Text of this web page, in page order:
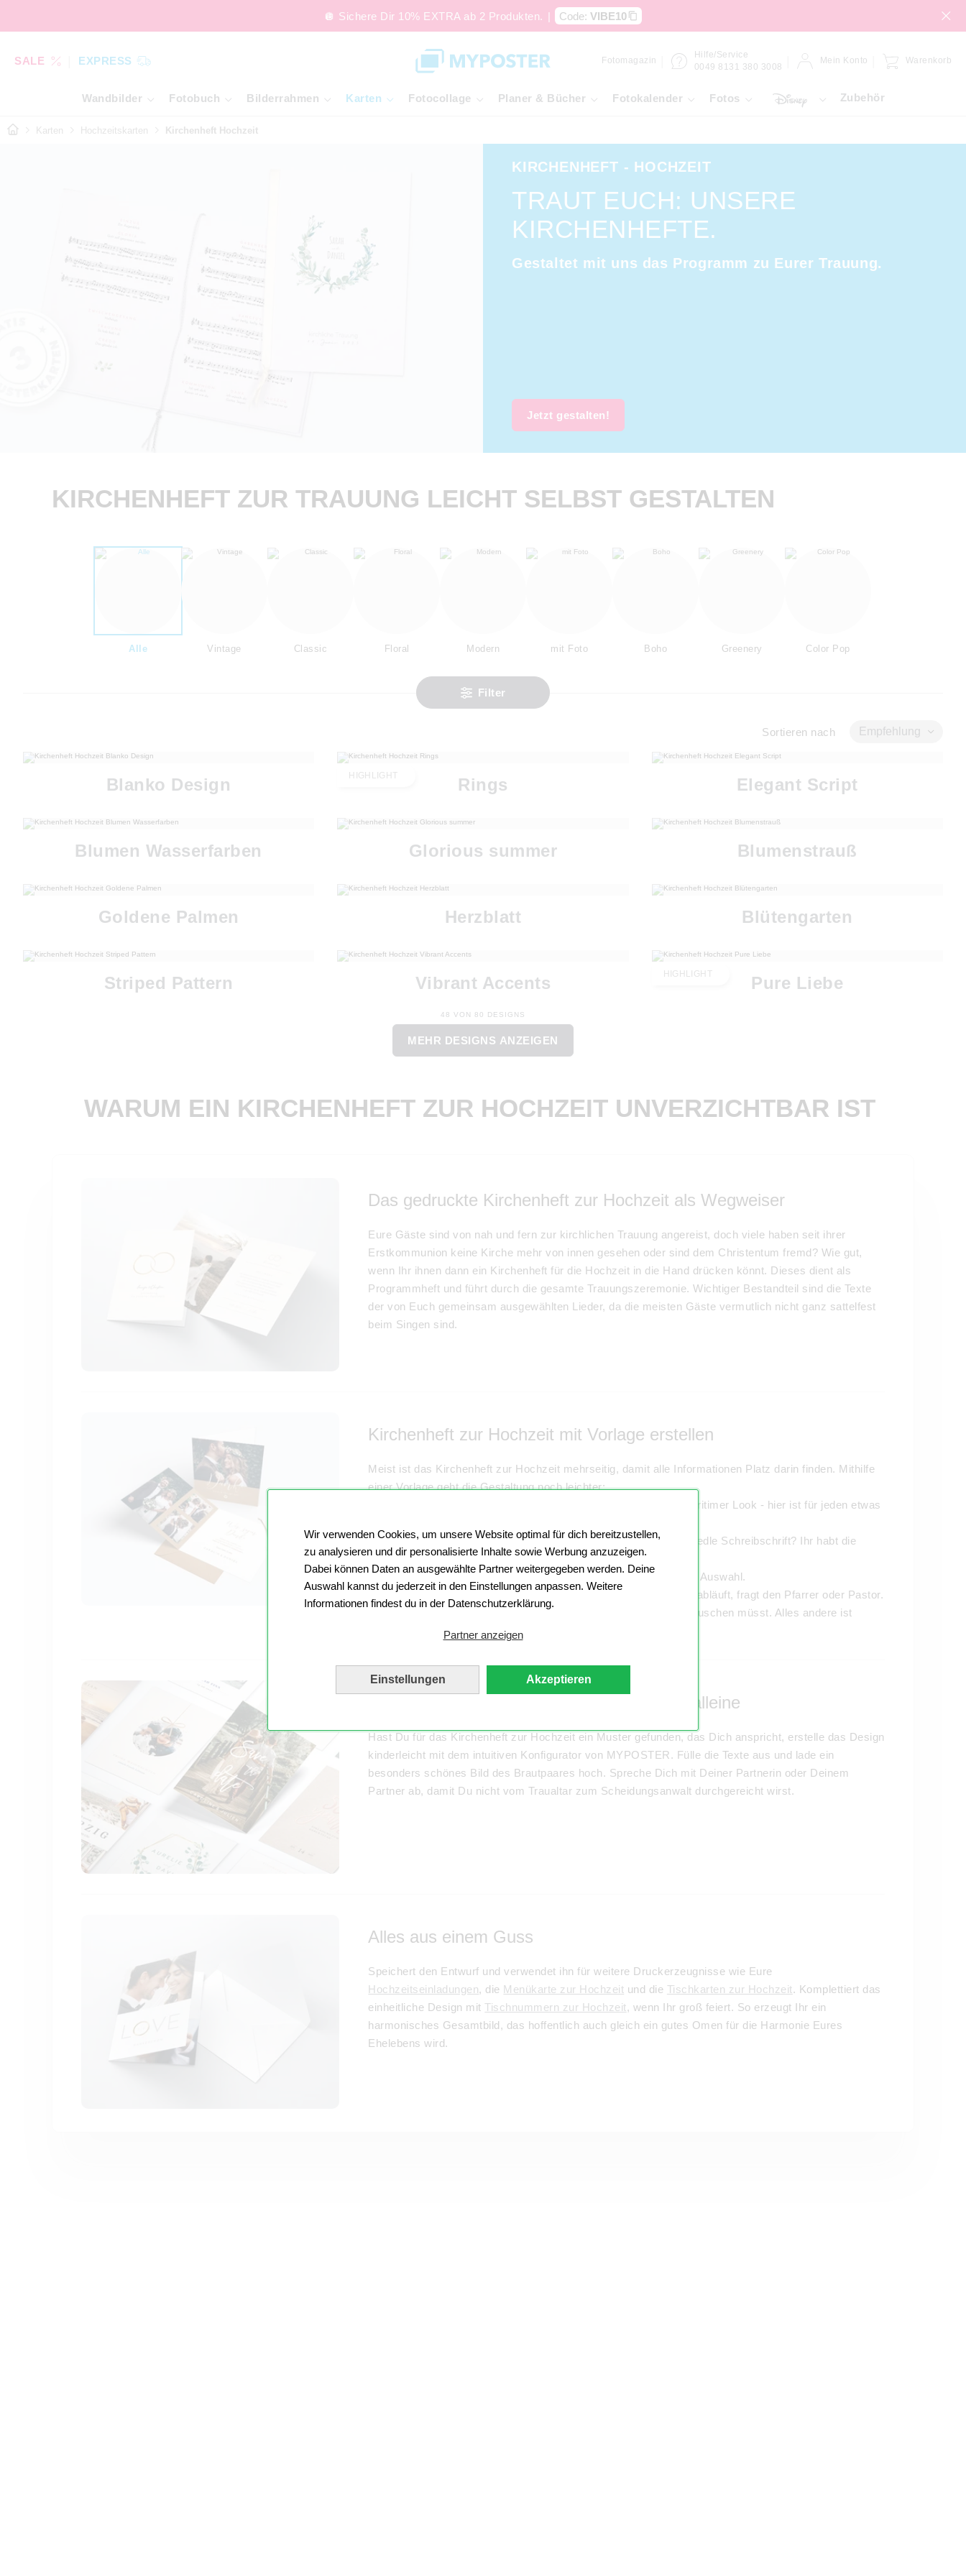
Wir verwenden Cookies, um unsere Website optimal für dich bereitzustellen,
zu analysieren und dir personalisierte Inhalte sowie Werbung anzuzeigen.
Dabei können Daten an ausgewählte Partner weitergegeben werden. Deine
Auswahl kannst du jederzeit in den Einstellungen anpassen. Weitere
Informationen findest du in der Datenschutzerklärung.
Partner anzeigen
Einstellungen Akzeptieren
🪩 Sichere Dir 10% EXTRA ab 2 Produkten. | Code: VIBE10
SALE EXPRESS Fotomagazin
Hilfe/Service
0049 8131 380 3008
Mein Konto Warenkorb
Wandbilder Fotobuch Bilderrahmen Karten Fotocollage Planer & Bücher Fotokalender Fotos Zubehör
Karten Hochzeitskarten Kirchenheft Hochzeit
KIRCHENHEFT - HOCHZEIT
TRAUT EUCH: UNSERE
KIRCHENHEFTE.
Gestaltet mit uns das Programm zu Eurer Trauung.
Jetzt gestalten!
KIRCHENHEFT ZUR TRAUUNG LEICHT SELBST GESTALTEN
Alle Vintage Classic Floral Modern mit Foto Boho Greenery Color Pop
Filter
Sortieren nach Empfehlung
Blanko Design HIGHLIGHT Rings Elegant Script
Blumen Wasserfarben Glorious summer Blumenstrauß
Goldene Palmen Herzblatt Blütengarten
Striped Pattern Vibrant Accents HIGHLIGHT Pure Liebe
48 VON 80 DESIGNS
MEHR DESIGNS ANZEIGEN
WARUM EIN KIRCHENHEFT ZUR HOCHZEIT UNVERZICHTBAR IST ​​​​​​​
Das gedruckte Kirchenheft zur Hochzeit als Wegweiser
Eure Gäste sind von nah und fern zur kirchlichen Trauung angereist, doch viele haben seit ihrer
Erstkommunion keine Kirche mehr von innen gesehen oder sind dem Christentum fremd? Wie gut,
wenn Ihr ihnen dann ein Kirchenheft für die Hochzeit in die Hand drücken könnt. Dieses dient als
Programmheft und führt durch die gesamte Trauungszeremonie. Wichtiger Bestandteil sind die Texte
der von Euch gemeinsam ausgewählten Lieder, da die meisten Gäste vermutlich nicht ganz sattelfest
beim Singen sind.
Kirchenheft zur Hochzeit mit Vorlage erstellen
Meist ist das Kirchenheft zur Hochzeit mehrseitig, damit alle Informationen Platz darin finden. Mithilfe
einer Vorlage geht die Gestaltung noch leichter:
Wählt ein passendes Design: Romantisch verspielt oder maritimer Look - hier ist für jeden etwas
Sucht eine passende Schriftart aus: Druckbuchstaben oder edle Schreibschrift? Ihr habt die
Wahl.
Papiersorte festlegen: Zehn hochwertige Papiere stehen zur Auswahl.
Ein heißer Tipp: Wisst Ihr selbst nicht so genau, wie die Hochzeit abläuft, fragt den Pfarrer oder Pastor.
Er wird Ihnen auch sagen, wann Ihr Ja sagen und die Ringe austauschen müsst. Alles andere ist
Das Kirchenheft zur Hochzeit kommt nicht alleine
Hast Du für das Kirchenheft zur Hochzeit ein Muster gefunden, das Dich anspricht, erstelle das Design
kinderleicht mit dem intuitiven Konfigurator von MYPOSTER. Fülle die Texte aus und lade ein
besonders schönes Bild des Brautpaares hoch. Spreche Dich mit Deiner Partnerin oder Deinem
Partner ab, damit Du nicht vom Traualtar zum Scheidungsanwalt durchgereicht wirst.
Alles aus einem Guss
Speichert den Entwurf und verwendet ihn für weitere Druckerzeugnisse wie Eure
Hochzeitseinladungen, die Menükarte zur Hochzeit und die Tischkarten zur Hochzeit. Komplettiert das
einheitliche Design mit Tischnummern zur Hochzeit, wenn Ihr groß feiert. So erzeugt Ihr ein
harmonisches Gesamtbild, das hoffentlich auch gleich ein gutes Omen für die Harmonie Eures
Ehelebens wird.